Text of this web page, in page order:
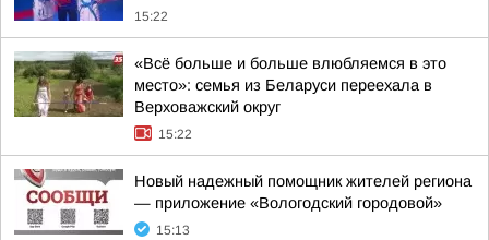
15:22
«Всё больше и больше влюбляемся в это
место»: семья из Беларуси переехала в
Верховажский округ
15:22
Новый надежный помощник жителей региона
— приложение «Вологодский городовой»
15:13